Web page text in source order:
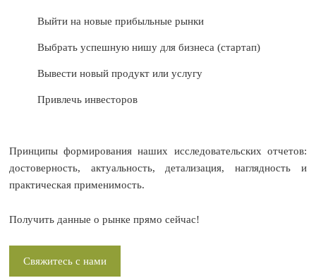
Выйти на новые прибыльные рынки
Выбрать успешную нишу для бизнеса (стартап)
Вывести новый продукт или услугу
Привлечь инвесторов
Принципы формирования наших исследовательских отчетов:
достоверность, актуальность, детализация, наглядность и
практическая применимость.
Получить данные о рынке прямо сейчас!
Свяжитесь с нами